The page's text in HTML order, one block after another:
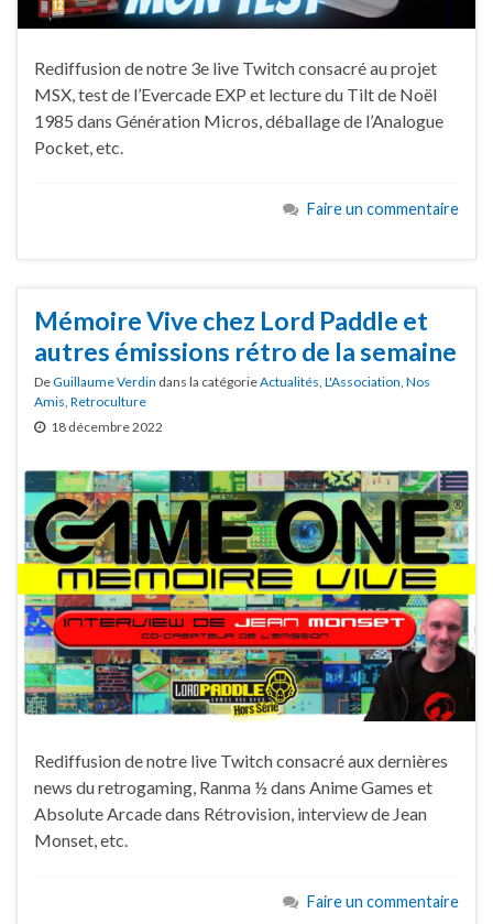
Rediffusion de notre 3e live Twitch consacré au projet
MSX, test de l’Evercade EXP et lecture du Tilt de Noël
1985 dans Génération Micros, déballage de l’Analogue
Pocket, etc.
Faire un commentaire
Mémoire Vive chez Lord Paddle et
autres émissions rétro de la semaine
DeGuillaume Verdin dans la catégorieActualités L'Association Nos
Amis Retroculture
18 décembre 2022
Rediffusion de notre live Twitch consacré aux dernières
news du retrogaming, Ranma ½ dans Anime Games et
Absolute Arcade dans Rétrovision, interview de Jean
Monset, etc.
Faire un commentaire